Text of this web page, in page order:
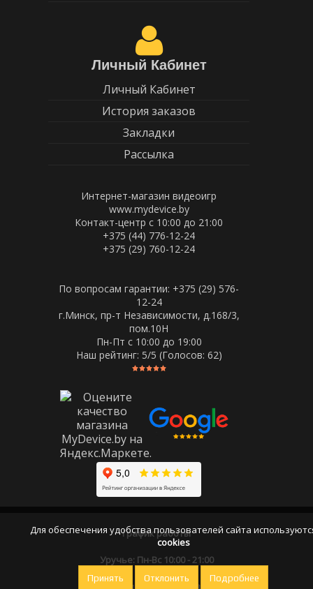
Личный Кабинет
Личный Кабинет
История заказов
Закладки
Рассылка
Интернет-магазин видеоигр
www.mydevice.by
Контакт-центр с 10:00 до 21:00
+375 (44) 776-12-24
+375 (29) 760-12-24
По вопросам гарантии: +375 (29) 576-
12-24
г.Минск, пр-т Независимости, д.168/3,
пом.10Н
Пн-Пт c 10:00 до 19:00
Наш рейтинг: 5/5 (Голосов: 62)
График работы
Уручье: Пн-Вс 10:00 - 21:00
Для обеспечения удобства пользователей сайта
cookies
Принять Отклонить Подробнее